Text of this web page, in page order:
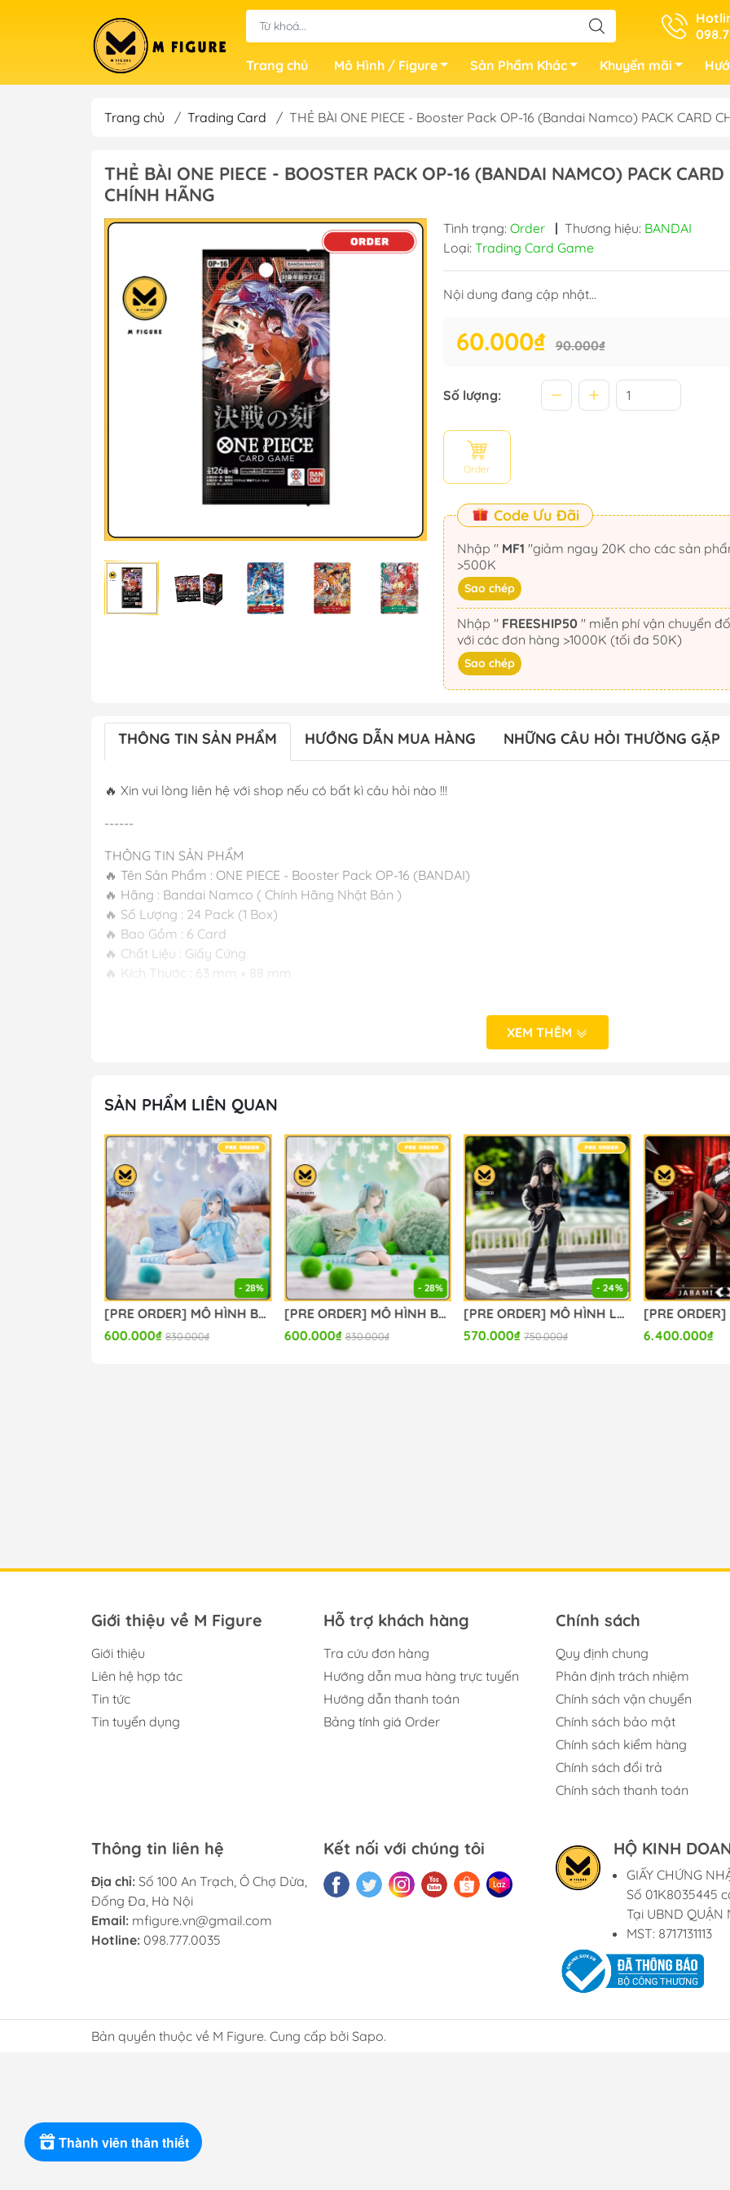
Trang chủ
Mô Hình / Figure Sản Phẩm Khác Khuyến mãi
Trang chủ / Trading Card / THẺ BÀI ONE PIECE - Booster Pack OP-16 (Bandai Namco) PACK CARD
THẺ BÀI ONE PIECE - BOOSTER PACK OP-16 (BANDAI NAMCO) PACK CARD
CHÍNH HÃNG
Tình trạng: Order | Thương hiệu: BANDAI
Loại: Trading Card Game
Nội dung đang cập nhật...
60.000₫ 90.000₫
Số lượng:
Order
Code Ưu Đãi
Nhập " MF1
>500K
Sao chép
Nhập " FREESHIP50" miễn phí vận chuyển đối
với các đơn hàng >1000K (tối đa 50K)
Sao chép
THÔNG TIN SẢN PHẨM HƯỚNG DẪN MUA HÀNG NHỮNG CÂU HỎI THƯỜNG GẶP
🔥 Xin vui lòng liên hệ với shop nếu có bất kì câu hỏi nào !!!
------
THÔNG TIN SẢN PHẨM
🔥 Tên Sản Phẩm : ONE PIECE - Booster Pack OP-16 (BANDAI)
🔥 Hãng : Bandai Namco ( Chính Hãng Nhật Bản )
🔥 Số Lượng : 24 Pack (1 Box)
🔥 Bao Gồm : 6 Card
🔥 Chất Liệu : Giấy Cứng
🔥 Kích Thước : 63 mm × 88 mm
#mo_hinh_tinh #nendoroid #gameprize #scalefigure
XEM THÊM
SẢN PHẨM LIÊN QUAN
- 28%
[PRE ORDER] MÔ HÌNH BanG Dream! - BanG Dream! Ave Mujica - Togawa Sakiko - Yumemirize - ～Pajama Party!～ (Sega Fave) FIGURE CHÍNH HÃNG
600.000₫ 830.000₫
- 28%
[PRE ORDER] MÔ HÌNH BanG Dream! - BanG Dream! Ave Mujica - Wakaba Mutsumi - Yumemirize - ～Pajama Party!～ (Sega Fave) FIGURE CHÍNH HÃNG
600.000₫ 830.000₫
- 24%
[PRE ORDER] MÔ HÌNH Lycoris Recoil - Inoue Takina - High Premium Figure - Street Snap (Sega Fave) FIGURE CHÍNH HÃNG
570.000₫ 750.000₫
6.400.000₫
Giới thiệu về M Figure
Giới thiệu
Liên hệ hợp tác
Tin tức
Tin tuyển dụng
Hỗ trợ khách hàng
Tra cứu đơn hàng
Hướng dẫn mua hàng trực tuyến
Hướng dẫn thanh toán
Bảng tính giá Order
Chính sách
Quy định chung
Phân định trách nhiệm
Chính sách vận chuyển
Chính sách bảo mật
Chính sách kiểm hàng
Chính sách đổi trả
Chính sách thanh toán
Thông tin liên hệ
Địa chỉ: Số 100 An Trạch, Ô Chợ Dừa,
Đống Đa, Hà Nội
Email: mfigure.vn@gmail.com
Hotline: 098.777.0035
Kết nối với chúng tôi HỘ KINH
GIẤY CHỨNG
Số 01K8035445
Tại UBND QUẬN
MST: 8717131113
Bản quyền thuộc về M Figure. Cung cấp bởi Sapo.
Thành viên thân thiết